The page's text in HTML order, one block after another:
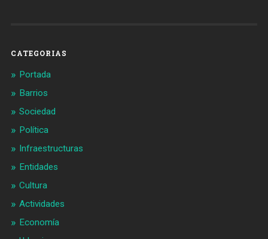
CATEGORIAS
Portada
Barrios
Sociedad
Política
Infraestructuras
Entidades
Cultura
Actividades
Economía